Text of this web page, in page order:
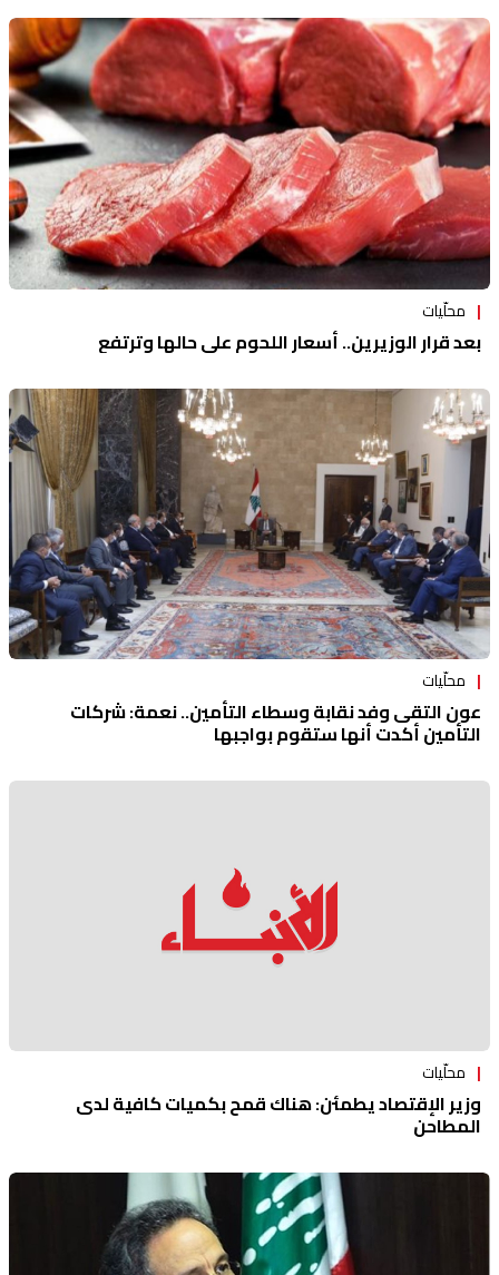
محلّيات
بعد قرار الوزيرين.. أسعار اللحوم على حالها وترتفع
محلّيات
عون التقى وفد نقابة وسطاء التأمين.. نعمة: شركات
التأمين أكدت أنها ستقوم بواجبها
محلّيات
وزير الإقتصاد يطمئن: هناك قمح بكميات كافية لدى
المطاحن